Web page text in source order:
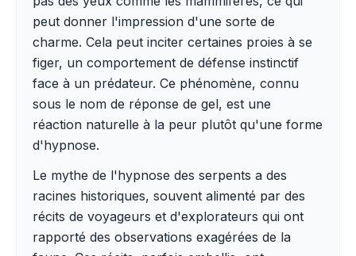
peut donner l'impression d'une sorte de
charme. Cela peut inciter certaines proies à se
figer, un comportement de défense instinctif
face à un prédateur. Ce phénomène, connu
sous le nom de réponse de gel, est une
réaction naturelle à la peur plutôt qu'une forme
d'hypnose.
Le mythe de l'hypnose des serpents a des
racines historiques, souvent alimenté par des
récits de voyageurs et d'explorateurs qui ont
rapporté des observations exagérées de la